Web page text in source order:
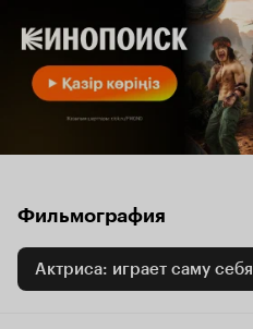
Фильмография
Актриса: играет саму себя